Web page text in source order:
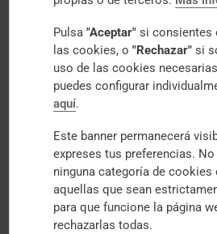
pacientes pueden recibir
Existen ciertas
inviable su aplicación en
Durante el preoperatorio
estudio exhaustivo de tu
intervención y por qué.
Dacriocistorrinostomía
adecuada para tratar la
lagrimal en aquellos
Pulsa "Aceptar"si consientes
las cookies, o "Rechazar"si
uso de las cookies
puedes configurar
aquí.
Este banner permanecerá
expreses tus preferencias.
ninguna categoría de cookies
aquellas que sean
para que funcione la página
rechazarlas todas.